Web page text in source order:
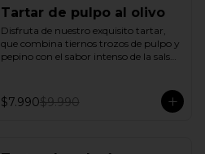
Tartar de pulpo al olivo
Disfruta de nuestro exquisito tartar,
que combina tiernos trozos de pulpo y
pepino con el sabor intenso de la salsa
experiencia única de sabor y textura.
$7.990$9.990